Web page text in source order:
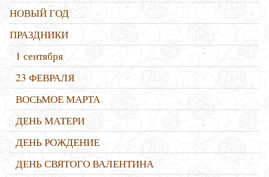
НОВЫЙ ГОД
ПРАЗДНИКИ
1 сентября
23 ФЕВРАЛЯ
ВОСЬМОЕ МАРТА
ДЕНЬ МАТЕРИ
ДЕНЬ РОЖДЕНИЕ
ДЕНЬ СВЯТОГО ВАЛЕНТИНА